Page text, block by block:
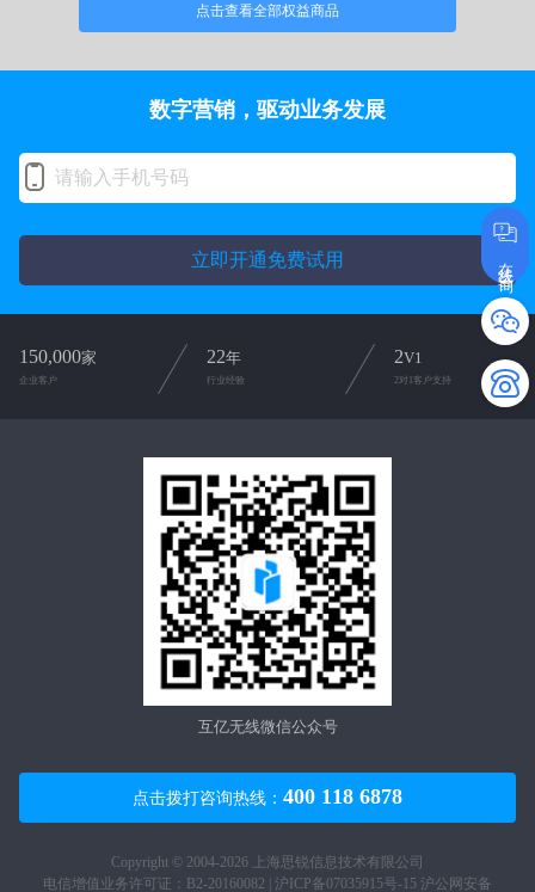
点击查看全部权益商品
在线咨询
数字营销，驱动业务发展
立即开通免费试用
150,000家
企业客户
22年
行业经验
2V1
2对1客户支持
互亿无线微信公众号
点击拨打咨询热线： 400 118 6878
Copyright © 2004-2026 上海思锐信息技术有限公司
电信增值业务许可证：B2-20160082 | 沪ICP备07035915号-15 沪公网安备